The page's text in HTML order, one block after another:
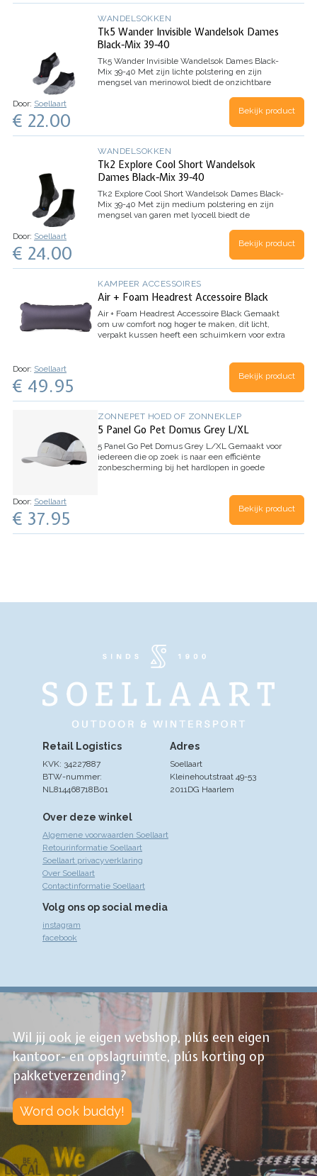
WANDELSOKKEN
Tk5 Wander Invisible Wandelsok Dames
Black-Mix 39-40
Tk5 Wander Invisible Wandelsok Dames Black-
Mix 39-40 Met zijn lichte polstering en zijn
mengsel van merinowol biedt de onzichtbare
en een goede warmte-isolatie tijdens citytrips of
Door: Soellaart
€ 22.00 Bekijk product
WANDELSOKKEN
Tk2 Explore Cool Short Wandelsok
Dames Black-Mix 39-40
Tk2 Explore Cool Short Wandelsok Dames Black-
Mix 39-40 Met zijn medium polstering en zijn
mengsel van garen met lyocell biedt de
comfort en comfortabele ventilatie tijdens
Door: Soellaart
€ 24.00 Bekijk product
KAMPEER ACCESSOIRES
Air + Foam Headrest Accessoire Black
Air + Foam Headrest Accessoire Black Gemaakt
om uw comfort nog hoger te maken, dit licht,
verpakt kussen heeft een schuimkern voor extra
Door: Soellaart
€ 49.95 Bekijk product
ZONNEPET HOED OF ZONNEKLEP
5 Panel Go Pet Domus Grey L/XL
5 Panel Go Pet Domus Grey L/XL Gemaakt voor
iedereen die op zoek is naar een efficiënte
zonbescherming bij het hardlopen in goede
Door: Soellaart
€ 37.95 Bekijk product
Over deze winkel
Algemene voorwaarden Soellaart
Retourinformatie Soellaart
Soellaart privacyverklaring
Over Soellaart
Contactinformatie Soellaart
Volg ons op social media
instagram
facebook
Adres
Soellaart
Kleinehoutstraat 49-53
2011DG Haarlem
Retail Logistics
KVK: 34227887
BTW-nummer:
NL814468718B01
Wil jij ook je eigen webshop, plús een eigen
kantoor- en opslagruimte, plús korting op
pakketverzending?
Word ook buddy!